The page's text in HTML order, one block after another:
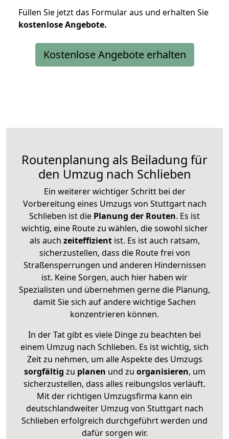
Füllen Sie jetzt das Formular aus und erhalten Sie
kostenloseAngebote.
Kostenlose Angebote erhalten
Routenplanung als Beiladung für
den Umzug nach Schlieben
Ein weiterer wichtiger Schritt bei der
Vorbereitung eines Umzugs von Stuttgart nach
Schlieben ist die Planung der Routen. Es ist
wichtig, eine Route zu wählen, die sowohl sicher
als auch zeiteffizientist. Es ist auch ratsam,
sicherzustellen, dass die Route frei von
Straßensperrungen und anderen Hindernissen
ist. Keine Sorgen, auch hier haben wir
Spezialisten und übernehmen gerne die Planung,
damit Sie sich auf andere wichtige Sachen
konzentrieren können.
In der Tat gibt es viele Dinge zu beachten bei
einem Umzug nach Schlieben. Es ist wichtig, sich
Zeit zu nehmen, um alle Aspekte des Umzugs
sorgfältig zu planen und zu organisieren, um
sicherzustellen, dass alles reibungslos verläuft.
Mit der richtigen Umzugsfirma kann ein
deutschlandweiter Umzug von Stuttgart nach
Schlieben erfolgreich durchgeführt werden und
dafür sorgen wir.